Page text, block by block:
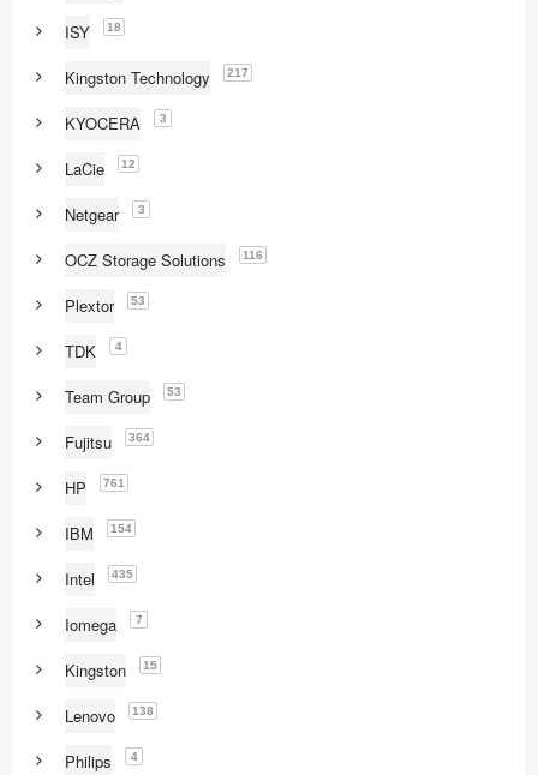
ISY 18
Kingston Technology 217
KYOCERA 3
LaCie 12
Netgear 3
OCZ Storage Solutions 116
Plextor 53
TDK 4
Team Group 53
Fujitsu 364
HP 761
IBM 154
Intel 435
Iomega 7
Kingston 15
Lenovo 138
Philips 4